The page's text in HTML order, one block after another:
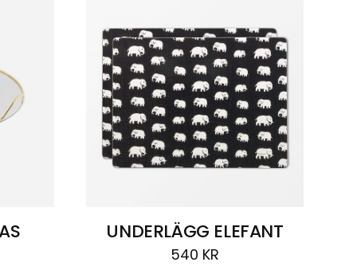
UNDERLÄGG ELEFANT
540 KR